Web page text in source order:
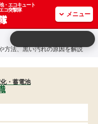
・エコキュート
コ突撃隊
メニュー
方法、黒い汚れの原因を解説
・蓄電池